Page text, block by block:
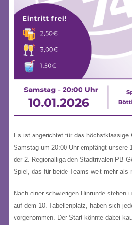
Es ist angerichtet für das höchstklassige
Samstag um 20:00 Uhr empfängt unsere
der 2. Regionalliga den Stadtrivalen PB
Spiel, das für beide Teams weit mehr als
Nach einer schwierigen Hinrunde stehen
auf dem 10. Tabellenplatz, haben sich
vorgenommen. Der Start könnte dabei